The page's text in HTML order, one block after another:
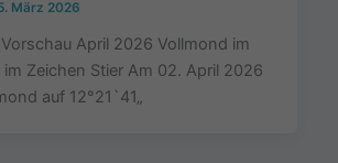
März 2026
April 2026 Vollmond im
im Zeichen Stier Am 02. April 2026
auf 12°21`41„